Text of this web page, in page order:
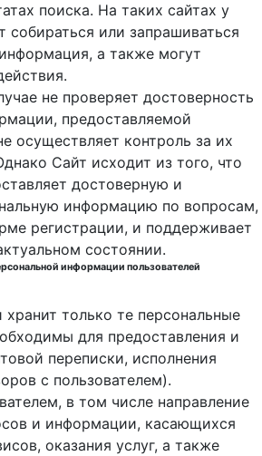
поиска. На таких сайтах у
собираться или запрашиваться
а также могут
не проверяет достоверность
предоставляемой
осуществляет контроль за их
Сайт исходит из того, что
достоверную и
информацию по вопросам,
регистрации, и поддерживает
состоянии.
информации пользователей
хранит только те персональные
для предоставления и
переписки, исполнения
с пользователем).
в том числе направление
и информации, касающихся
оказания услуг, а также